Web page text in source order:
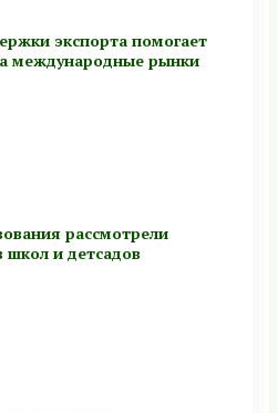
экспорта помогает
международные рынки
рассмотрели
и детсадов